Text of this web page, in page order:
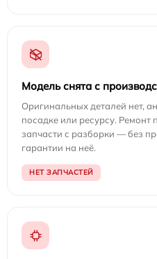
Модель снята с
Оригинальных деталей нет,
посадке или ресурсу. Ремонт
запчасти с разборки — без
гарантии на неё.
НЕТ ЗАПЧАСТЕЙ